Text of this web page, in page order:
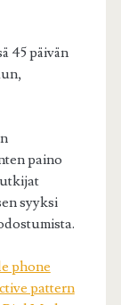
45 päivän
paino
syyksi
phone
pattern